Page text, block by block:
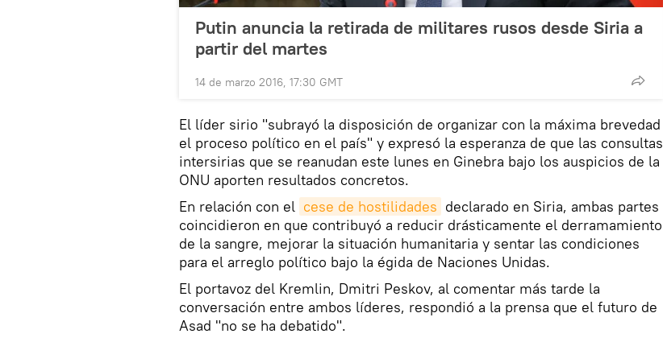
Putin anuncia la retirada de militares rusos desde Siria a
partir del martes
14 de marzo 2016, 17:30 GMT
El líder sirio "subrayó la disposición de organizar con la máxima brevedad
el proceso político en el país" y expresó la esperanza de que las consultas
intersirias que se reanudan este lunes en Ginebra bajo los auspicios de la
ONU aporten resultados concretos.
En relación con el cese de hostilidades declarado en Siria, ambas partes
coincidieron en que contribuyó a reducir drásticamente el derramamiento
de la sangre, mejorar la situación humanitaria y sentar las condiciones
para el arreglo político bajo la égida de Naciones Unidas.
El portavoz del Kremlin, Dmitri Peskov, al comentar más tarde la
conversación entre ambos líderes, respondió a la prensa que el futuro de
Asad "no se ha debatido".